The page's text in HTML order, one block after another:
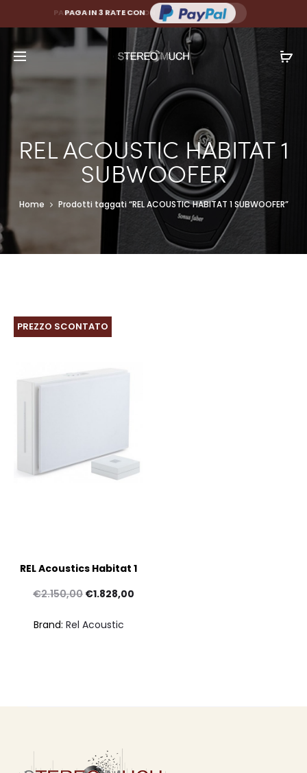
PAGA FINO A 10 RATE CON
PAGA IN 3 RATE CON
REL ACOUSTIC HABITAT 1
SUBWOOFER
Home Prodotti taggati “REL ACOUSTIC HABITAT 1 SUBWOOFER”
PREZZO SCONTATO
REL Acoustics Habitat 1
€2.150,00 Il
€1.828,00
Brand: Rel Acoustic